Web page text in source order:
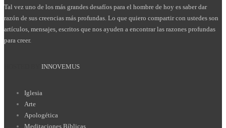
Tal vez uno de los más grandes desafíos para el hombre de hoy es saber dar
razón de sus creencias más profundas. Lo que quiero compartir con ustedes son
artículos, mensajes, escritos que nos ayuden a encontrar las razones profundas
para creer.
INNOVEMUS
Iglesia
Arte
Apologética
Meditaciones Bíblicas